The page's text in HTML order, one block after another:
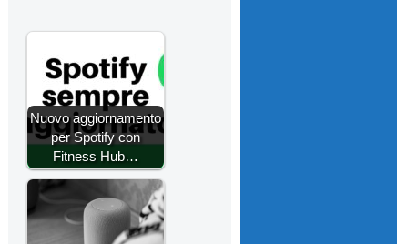
Nuovo aggiornamento
per Spotify con
Fitness Hub…